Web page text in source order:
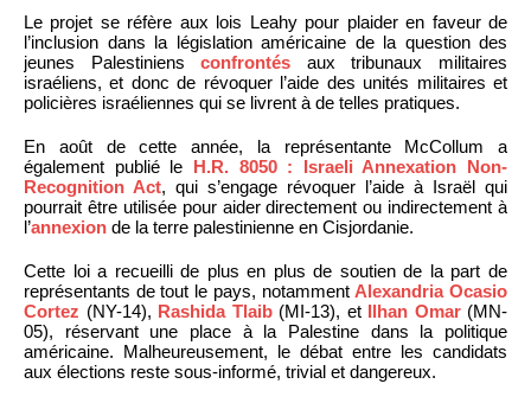
Le projet se réfère aux lois Leahy pour plaider en faveur de
l’inclusion dans la législation américaine de la question des
jeunes Palestiniensconfrontés aux tribunaux militaires
israéliens, et donc de révoquer l’aide des unités militaires et
policières israéliennes qui se livrent à de telles pratiques.
En août de cette année, la représentante McCollum a
également publié le H.R. 8050 : Israeli Annexation Non-
Recognition Act, qui s’engage révoquer l’aide à Israël qui
pourrait être utilisée pour aider directement ou indirectement à
l’annexion de la terre palestinienne en Cisjordanie.
Cette loi a recueilli de plus en plus de soutien de la part de
représentants de tout le pays, notamment Alexandria Ocasio
Cortez (NY-14), Rashida Tlaib(MI-13), et Ilhan Omar(MN-
05), réservant une place à la Palestine dans la politique
américaine. Malheureusement, le débat entre les candidats
aux élections reste sous-informé, trivial et dangereux.